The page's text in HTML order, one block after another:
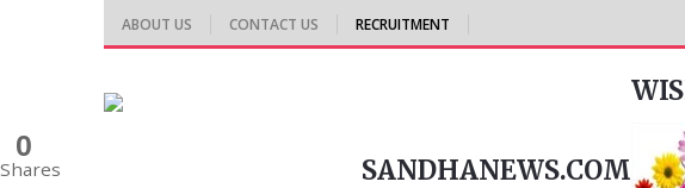
ABOUT US CONTACT US RECRUITMENT
SANDHANEWS.COM
0
Shares